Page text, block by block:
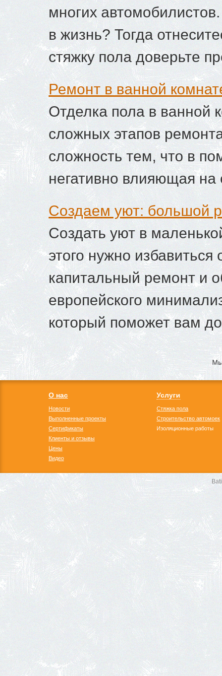
многих
в жизнь? Тогда
стяжку пола доверьте
Ремонт в ванной
Отделка пола в ванной
сложных этапов
сложность тем, что в
негативно влияющая на
Создаем уют: большой
Создать уют в
этого нужно избавиться
капитальный ремонт и
европейского
который поможет вам
Мы
О нас
Новости
Выполненные проекты
Сертификаты
Клиенты и отзывы
Цены
Видео
Услуги
Стяжка пола
Строительство автомоек
Изоляционные работы